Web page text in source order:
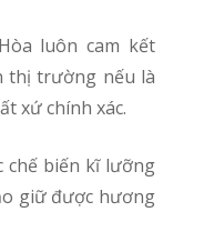
thị trường nếu là
xứ chính xác.
giữ được hương